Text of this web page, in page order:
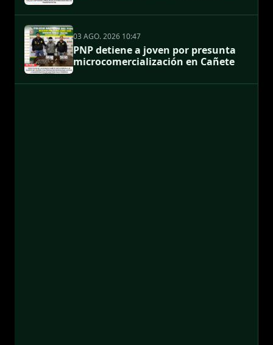
03 AGO. 2026 10:47
PNP detiene a joven por presunta
microcomercialización en Cañete